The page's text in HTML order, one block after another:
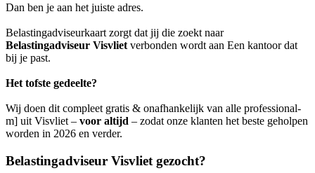
Dan ben je aan het juiste adres.
Belastingadviseurkaart zorgt dat jij die zoekt naar
Belastingadviseur Visvliet verbonden wordt aan Een kantoor dat
bij je past.
Het tofste gedeelte?
Wij doen dit compleet gratis & onafhankelijk van alle professional-
m] uit Visvliet – voor altijd – zodat onze klanten het beste geholpen
worden in 2026 en verder.
Belastingadviseur Visvliet gezocht?